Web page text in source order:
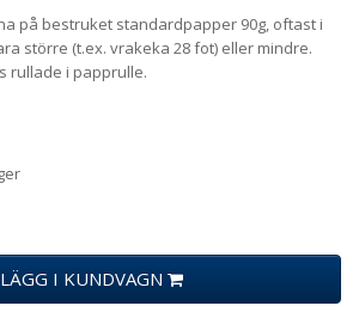
på bestruket standardpapper 90g, oftast i
större (t.ex. vrakeka 28 fot) eller mindre.
rullade i papprulle.
LÄGG I KUNDVAGN